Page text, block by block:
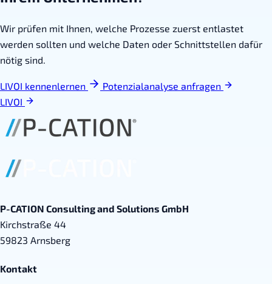
Wir prüfen mit Ihnen, welche Prozesse zuerst entlastet
werden sollten und welche Daten oder Schnittstellen dafür
nötig sind.
LIVOI kennenlernen
Potenzialanalyse anfragen
LIVOI
P-CATION Consulting and Solutions GmbH
Kirchstraße 44
59823 Arnsberg
Kontakt